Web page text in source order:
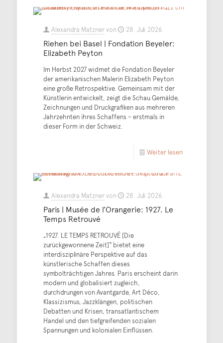
Alexandra Matznervon 28. Juli 2026
Riehen bei Basel | Fondation Beyeler:
Elizabeth Peyton
Im Herbst 2027 widmet die Fondation Beyeler
der amerikanischen Malerin Elizabeth Peyton
eine große Retrospektive. Gemeinsam mit der
Künstlerin entwickelt, zeigt die Schau Gemälde,
Zeichnungen und Druckgrafiken aus mehreren
Jahrzehnten ihres Schaffens – erstmals in
dieser Form in der Schweiz.
Weiter lesen
Alexandra Matznervon 28. Juli 2026
Paris | Musée de l’Orangerie: 1927. Le
Temps Retrouvé
„1927. LE TEMPS RETROUVÉ [Die
zurückgewonnene Zeit]“ bietet eine
interdisziplinäre Perspektive auf das
künstlerische Schaffen dieses
symbolträchtigen Jahres. Paris erscheint darin
modern und globalisiert zugleich,
durchdrungen von Avantgarde, Art Déco,
Klassizismus, Jazzklängen, politischen
Debatten und Krisen, transatlantischem
Handel und den tiefgreifenden sozialen
Spannungen und kolonialen Einflüssen.